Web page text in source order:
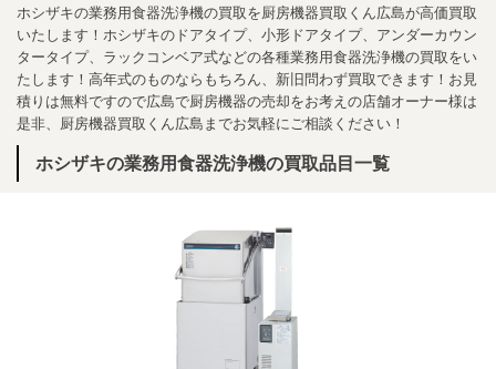
ホシザキの業務用食器洗浄機の買取を厨房機器買取くん広島が高価買取
いたします！ホシザキのドアタイプ、小形ドアタイプ、アンダーカウン
タータイプ、ラックコンベア式などの各種業務用食器洗浄機の買取をい
たします！高年式のものならもちろん、新旧問わず買取できます！お見
積りは無料ですので広島で厨房機器の売却をお考えの店舗オーナー様は
是非、厨房機器買取くん広島までお気軽にご相談ください！
ホシザキの業務用食器洗浄機の買取品目一覧